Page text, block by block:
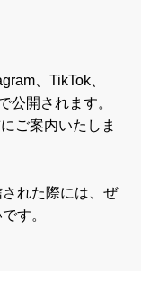
、TikTok、
公開されます。
ご案内いたしま
れた際には、ぜ
す。